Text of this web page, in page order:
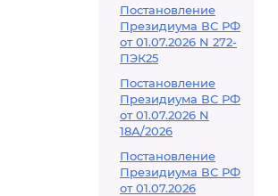
Постановление
Президиума ВС РФ
от 01.07.2026 N 272-
ПЭК25
Постановление
Президиума ВС РФ
от 01.07.2026 N
18А/2026
Постановление
Президиума ВС РФ
от 01.07.2026